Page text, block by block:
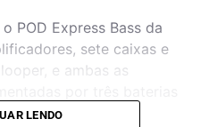
POD Express Bass da
sete caixas e
e ambas as
de alimentação
LENDO